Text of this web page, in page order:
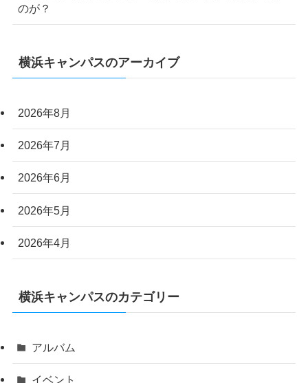
のが？
横浜キャンパスのアーカイブ
2026年8月
2026年7月
2026年6月
2026年5月
2026年4月
横浜キャンパスのカテゴリー
アルバム
イベント